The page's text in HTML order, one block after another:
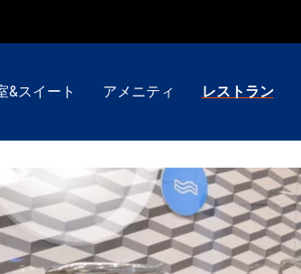
&スイート アメニティ レストラン